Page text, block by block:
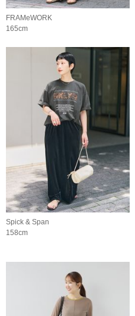
FRAMeWORK
165cm
Spick & Span
158cm